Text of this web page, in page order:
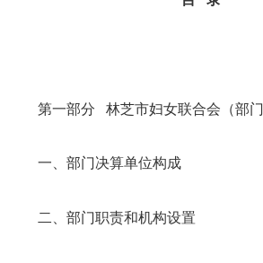
第一部分 林芝市妇女联合会（部门
一、部门决算单位构成
二、部门职责和机构设置